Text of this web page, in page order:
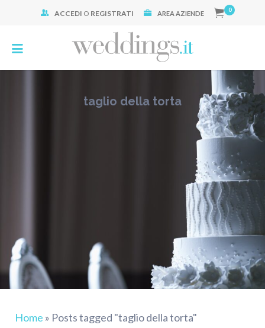
ACCEDI O REGISTRATI AREA AZIENDE 0
taglio della torta
Home » Posts tagged "taglio della torta"